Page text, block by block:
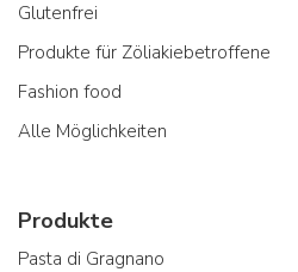
Glutenfrei
Produkte für Zöliakiebetroffene
Fashion food
Alle Möglichkeiten
Produkte
Pasta di Gragnano